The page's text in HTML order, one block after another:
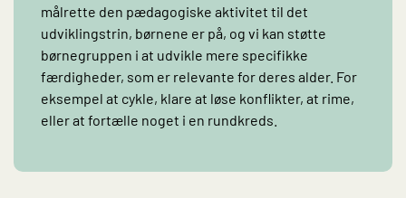
målrette den pædagogiske aktivitet til det
udviklingstrin, børnene er på, og vi kan støtte
børnegruppen i at udvikle mere specifikke
færdigheder, som er relevante for deres alder. For
eksempel at cykle, klare at løse konflikter, at rime,
eller at fortælle noget i en rundkreds.